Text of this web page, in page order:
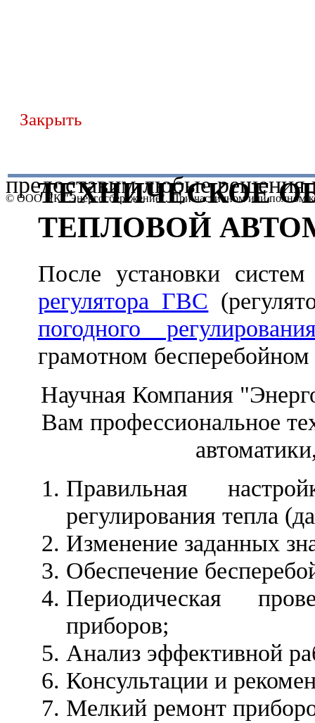
© ООО НК "Энергосбережение". При частичном или полном
предоставим любые решения
Закрыть
ТЕХНИЧЕСКОЕ
ТЕПЛОВОЙ
После установки
регулятора ГВС
погодного
грамотном
Научная Компания
Вам профессиональное
Правильная
регулирования тепла
Изменение заданных
Обеспечение
Периодическая
приборов;
Анализ эффективной
Консультации и
Мелкий ремонт